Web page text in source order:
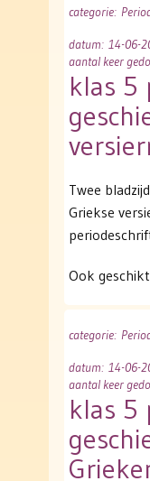
categorie:
datum: 14-06-
aantal keer
klas 5
Twee
Griekse
Ook
categorie:
datum: 14-06-
aantal keer
klas 5